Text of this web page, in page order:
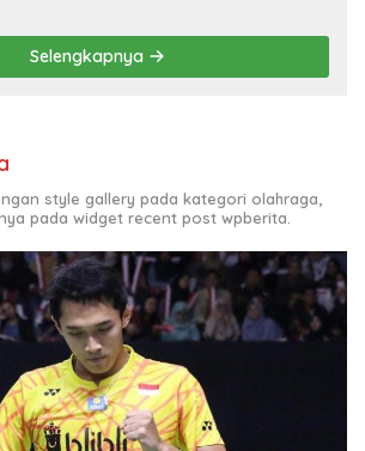
Selengkapnya
style gallery pada kategori olahraga,
pada widget recent post wpberita.